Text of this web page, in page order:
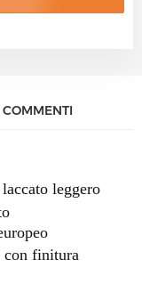
COMMENTI
leggero
con finitura